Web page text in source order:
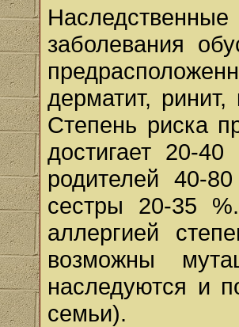
заболевания
дерматит,
Степень риска
достигает 20-
родителей 40-
сестры 20-35
аллергией
возможны
наследуются и
семьи).